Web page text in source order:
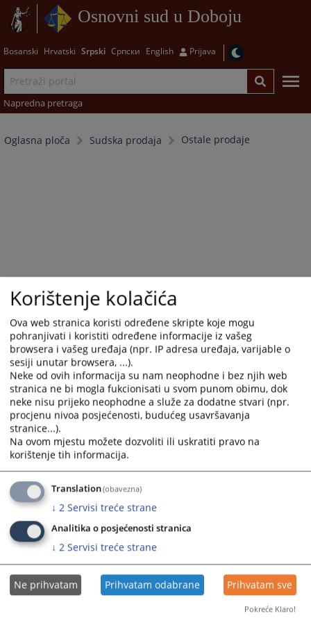
Osnovni sud u Doboju
Bosanski Hrvatski Srpski Српски English Prijava
Napredna pretraga
Oglasna ploča Sudska prodaja Ostale prodaje
Trenutno nema vijesti
Korištenje kolačića
Ova web stranica koristi određene skripte koje mogu
pohranjivati i koristiti određene informacije iz vašeg
browsera i vašeg uređaja (npr. IP adresa uređaja, varijable o
sesiji unutar browsera, ...).
Neke od ovih informacija su nam neophodne i bez njih web
stranica ne bi mogla fukcionisati u svom punom obimu, dok
neke nisu prijeko neophodne a služe za dodatne stvari (npr.
procjenu nivoa posjećenosti, budućeg usavršavanja
stranice...).
Na ovom mjestu možete dozvoliti ili uskratiti pravo na
korištenje tih informacija.
Translation(obavezna)
↓ 2 Servisi treće strane
Analitika o posjećenosti stranica
↓ 2 Servisi treće strane
Ne prihvatam Prihvatam odabrane Prihvatam sve
Pokreće Klaro!